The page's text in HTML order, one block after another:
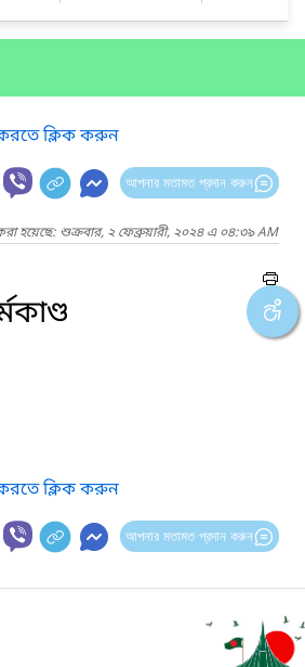
ক্লিক করুন
আপনার মতামত প্রদান করুন
হয়েছে: শুক্রবার, ২ ফেব্রুয়ারী, ২০২৪ এ ০৪:৩৯ AM
ক্লিক করুন
আপনার মতামত প্রদান করুন